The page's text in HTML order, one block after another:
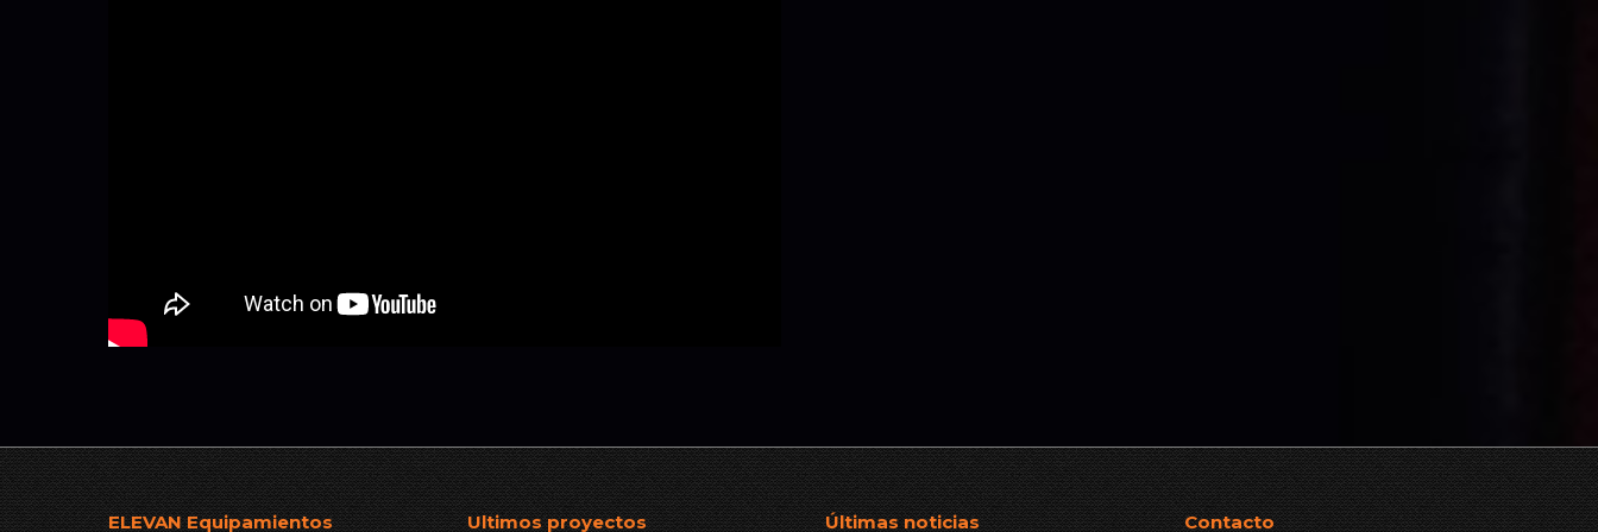
ELEVAN Equipamientos Ultimos proyectos Últimas noticias Contacto